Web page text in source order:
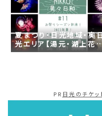
夏まつり・日光地域・奥
光エリア【湯元・湖上花
へ｜日光ぶらり旅#11
PR 日光のチケ